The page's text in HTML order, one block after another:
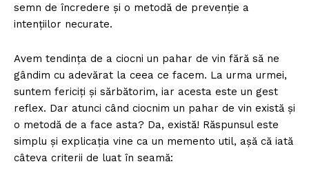
semn de încredere și o metodă de prevenție a
intențiilor necurate.
Avem tendința de a ciocni un pahar de vin fără să ne
gândim cu adevărat la ceea ce facem. La urma urmei,
suntem fericiți și sărbătorim, iar acesta este un gest
reflex. Dar atunci când ciocnim un pahar de vin există și
o metodă de a face asta? Da, există! Răspunsul este
simplu și explicația vine ca un memento util, așă că iată
câteva criterii de luat în seamă: